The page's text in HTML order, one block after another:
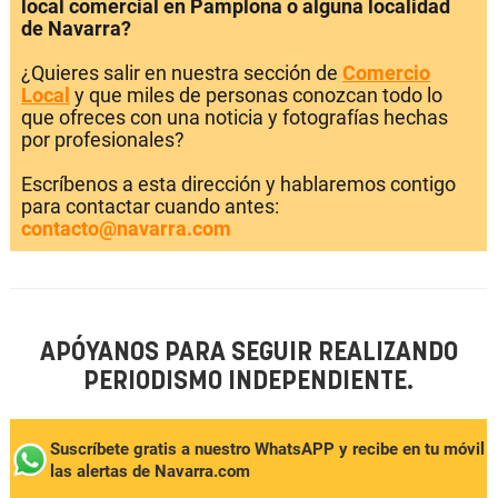
local comercial en Pamplona o alguna localidad
de Navarra?
¿Quieres salir en nuestra sección de Comercio
Local y que miles de personas conozcan todo lo
que ofreces con una noticia y fotografías hechas
por profesionales?
Escríbenos a esta dirección y hablaremos contigo
para contactar cuando antes:
contacto@navarra.com
APÓYANOS PARA SEGUIR REALIZANDO
PERIODISMO INDEPENDIENTE.
Suscríbete gratis a nuestro WhatsAPP y recibe en tu móvil
las alertas de Navarra.com